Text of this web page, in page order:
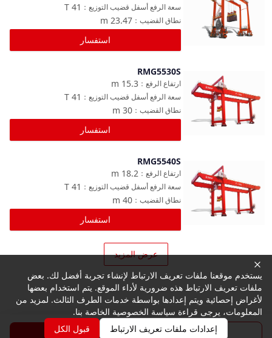
41
T سعة الرفع أسفل قضيب التوزيع ：
23.47
m نطاق القضيب ：
استفسار
مقارنة
RMG5530S
15.3
m ارتفاع الرفع ：
41
T سعة الرفع أسفل قضيب التوزيع ：
30
m نطاق القضيب ：
استفسار
مقارنة
RMG5540S
18.2
m ارتفاع الرفع ：
41
T سعة الرفع أسفل قضيب التوزيع ：
40
m نطاق القضيب ：
استفسار
عرض المزيد
الكتيب استفسار
يستخدم موقعنا ملفات تعريف الارتباط لإنشاء تجربة أفضل لك. بعض
ملفات تعريف الارتباط هذه ضرورية لأداء الموقع. يتم استخدام بعضها
لأغراض إحصائية ويتم إعدادها بواسطة خدمات الطرف الثالث. لمزيد من
المعلومات، يرجى قراءة سياسة الخصوصية الخاصة بنا.
إعدادات ملفات تعريف الارتباط
قبول الكل